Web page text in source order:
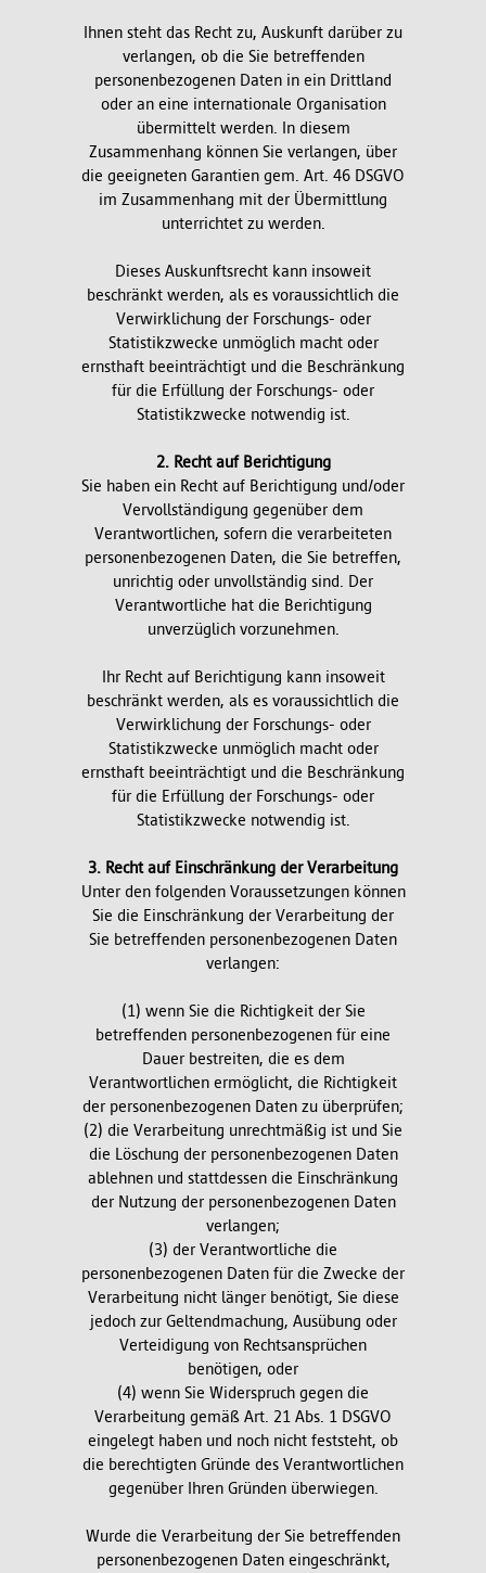
Ihnen steht das Recht zu, Auskunft darüber zu
verlangen, ob die Sie betreffenden
personenbezogenen Daten in ein Drittland
oder an eine internationale Organisation
übermittelt werden. In diesem
Zusammenhang können Sie verlangen, über
die geeigneten Garantien gem. Art. 46 DSGVO
im Zusammenhang mit der Übermittlung
unterrichtet zu werden.
Dieses Auskunftsrecht kann insoweit
beschränkt werden, als es voraussichtlich die
Verwirklichung der Forschungs- oder
Statistikzwecke unmöglich macht oder
ernsthaft beeinträchtigt und die Beschränkung
für die Erfüllung der Forschungs- oder
Statistikzwecke notwendig ist.
2. Recht auf Berichtigung
Sie haben ein Recht auf Berichtigung und/oder
Vervollständigung gegenüber dem
Verantwortlichen, sofern die verarbeiteten
personenbezogenen Daten, die Sie betreffen,
unrichtig oder unvollständig sind. Der
Verantwortliche hat die Berichtigung
unverzüglich vorzunehmen.
Ihr Recht auf Berichtigung kann insoweit
beschränkt werden, als es voraussichtlich die
Verwirklichung der Forschungs- oder
Statistikzwecke unmöglich macht oder
ernsthaft beeinträchtigt und die Beschränkung
für die Erfüllung der Forschungs- oder
Statistikzwecke notwendig ist.
3. Recht auf Einschränkung der Verarbeitung
Unter den folgenden Voraussetzungen können
Sie die Einschränkung der Verarbeitung der
Sie betreffenden personenbezogenen Daten
verlangen:
(1) wenn Sie die Richtigkeit der Sie
betreffenden personenbezogenen für eine
Dauer bestreiten, die es dem
Verantwortlichen ermöglicht, die Richtigkeit
der personenbezogenen Daten zu überprüfen;
(2) die Verarbeitung unrechtmäßig ist und Sie
die Löschung der personenbezogenen Daten
ablehnen und stattdessen die Einschränkung
der Nutzung der personenbezogenen Daten
verlangen;
(3) der Verantwortliche die
personenbezogenen Daten für die Zwecke der
Verarbeitung nicht länger benötigt, Sie diese
jedoch zur Geltendmachung, Ausübung oder
Verteidigung von Rechtsansprüchen
benötigen, oder
(4) wenn Sie Widerspruch gegen die
Verarbeitung gemäß Art. 21 Abs. 1 DSGVO
eingelegt haben und noch nicht feststeht, ob
die berechtigten Gründe des Verantwortlichen
gegenüber Ihren Gründen überwiegen.
Wurde die Verarbeitung der Sie betreffenden
personenbezogenen Daten eingeschränkt,